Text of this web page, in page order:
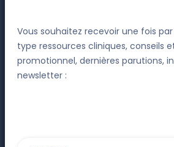
Vous souhaitez recevoir une fois
type ressources cliniques, conseils
promotionnel, dernières parutions,
newsletter :